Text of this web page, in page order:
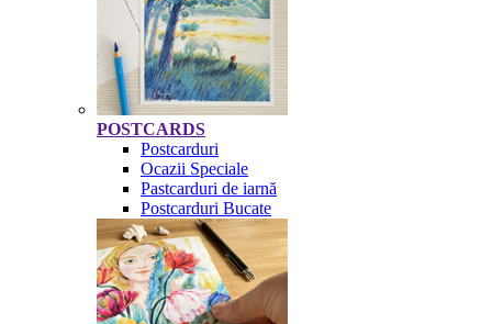
POSTCARDS
Postcarduri
Ocazii Speciale
Pastcarduri de iarnă
Postcarduri Bucate